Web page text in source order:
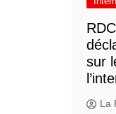
sur
La